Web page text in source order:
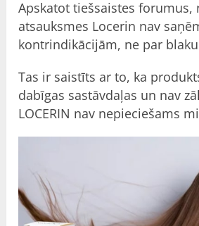
Apskatot tiešsaistes forumus,
atsauksmes Locerin nav
kontrindikācijām, ne par
Tas ir saistīts ar to, ka
dabīgas sastāvdaļas un nav
LOCERIN nav nepieciešams